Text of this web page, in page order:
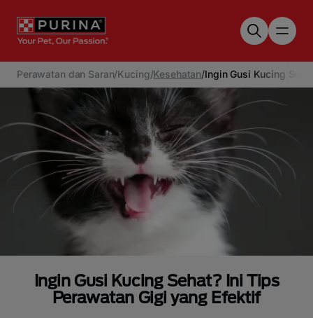
Perawatan dan Saran/Kucing/Kesehatan/Ingin Gusi Kucing
Ingin Gusi Kucing Sehat? Ini Tips
Perawatan Gigi yang Efektif